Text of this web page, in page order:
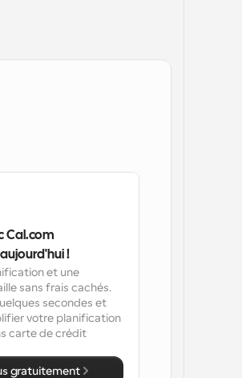
Cal.com
!
et une
sans frais cachés.
secondes et
votre planification
carte de crédit
gratuitement